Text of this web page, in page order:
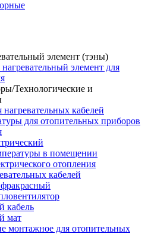
элемент (тэны)
элемент для
Технологические и
кабелей
для отопительных приборов
в помещении
отопления
кабелей
кабель
мат
монтажное для отопительных